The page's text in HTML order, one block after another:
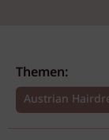
Themen:
Austrian